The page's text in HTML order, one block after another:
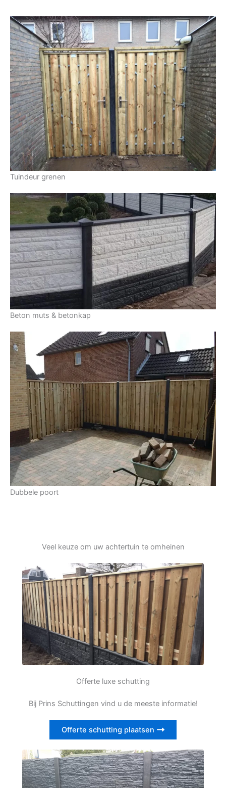
Tuindeur grenen
Beton muts & betonkap
Dubbele poort
Veel keuze om uw achtertuin te omheinen
Offerte luxe schutting
Bij Prins Schuttingen vind u de meeste informatie!
Offerte schutting plaatsen